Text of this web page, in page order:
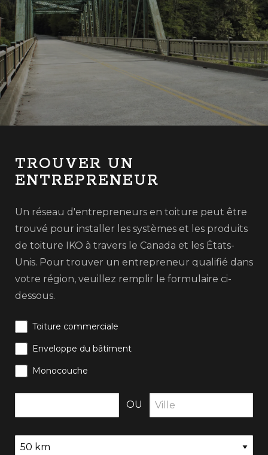
TROUVER UN
ENTREPRENEUR
Un réseau d'entrepreneurs en toiture peut être
trouvé pour installer les systèmes et les produits
de toiture IKO à travers le Canada et les États-
Unis. Pour trouver un entrepreneur qualifié dans
votre région, veuillez remplir le formulaire ci-
dessous.
Toiture commerciale
Enveloppe du bâtiment
Monocouche
OU